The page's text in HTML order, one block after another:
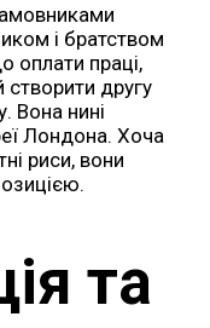
і братством
оплати праці,
другу
Вона нині
Лондона. Хоча
риси, вони
та